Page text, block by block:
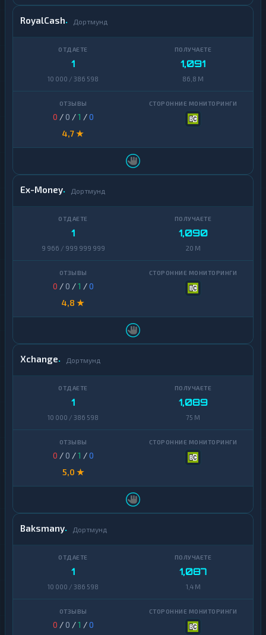
RoyalCash Дортмунд
1
10 000 / 386 598
1,091
86,8 M
0 / 0 /1 /0
4,7 ★
Ex-Money Дортмунд
1
9 966 / 999 999 999
1,090
20 M
0 / 0 /1 /0
4,8 ★
Xchange Дортмунд
1
10 000 / 386 598
1,089
75 M
0 / 0 /1 /0
5,0 ★
Baksmany Дортмунд
1
10 000 / 386 598
1,087
1,4 M
0 / 0 /1 /0